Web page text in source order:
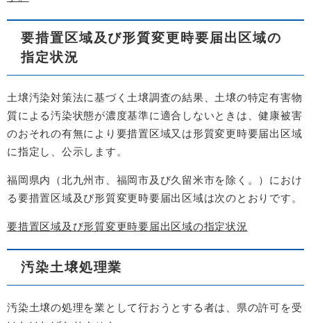
要措置区域及び形質変更時要届出区域の
指定状況
土壌汚染対策法に基づく土壌調査の結果、土壌の特定有害物
質による汚染状態が濃度基準に適合しないときは、健康被害
のおそれの有無により要措置区域又は形質変更時要届出区域
に指定し、公示します。
福岡県内（北九州市、福岡市及び久留米市を除く。）におけ
る要措置区域及び形質変更時要届出区域は次のとおりです。
要措置区域及び形質変更時要届出区域の指定状況
汚染土壌処理業
汚染土壌の処理を業として行おうとする者は、県の許可を受